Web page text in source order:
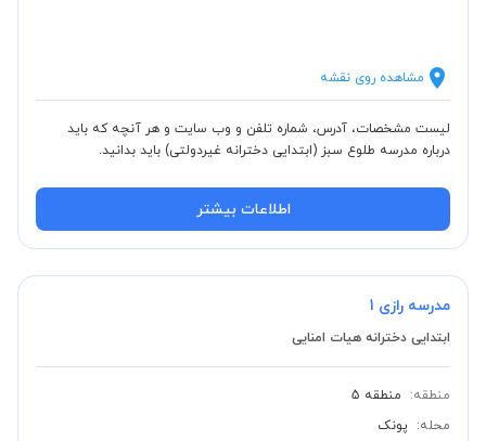
مشاهده روی نقشه
لیست مشخصات، آدرس، شماره تلفن و وب سایت و هر آنچه که باید
درباره مدرسه طلوع سبز (ابتدایی دخترانه غیردولتی) باید بدانید.
اطلاعات بیشتر
مدرسه رازی 1
ابتدایی دخترانه هیات امنایی
منطقه:
منطقه 5
محله:
پونک